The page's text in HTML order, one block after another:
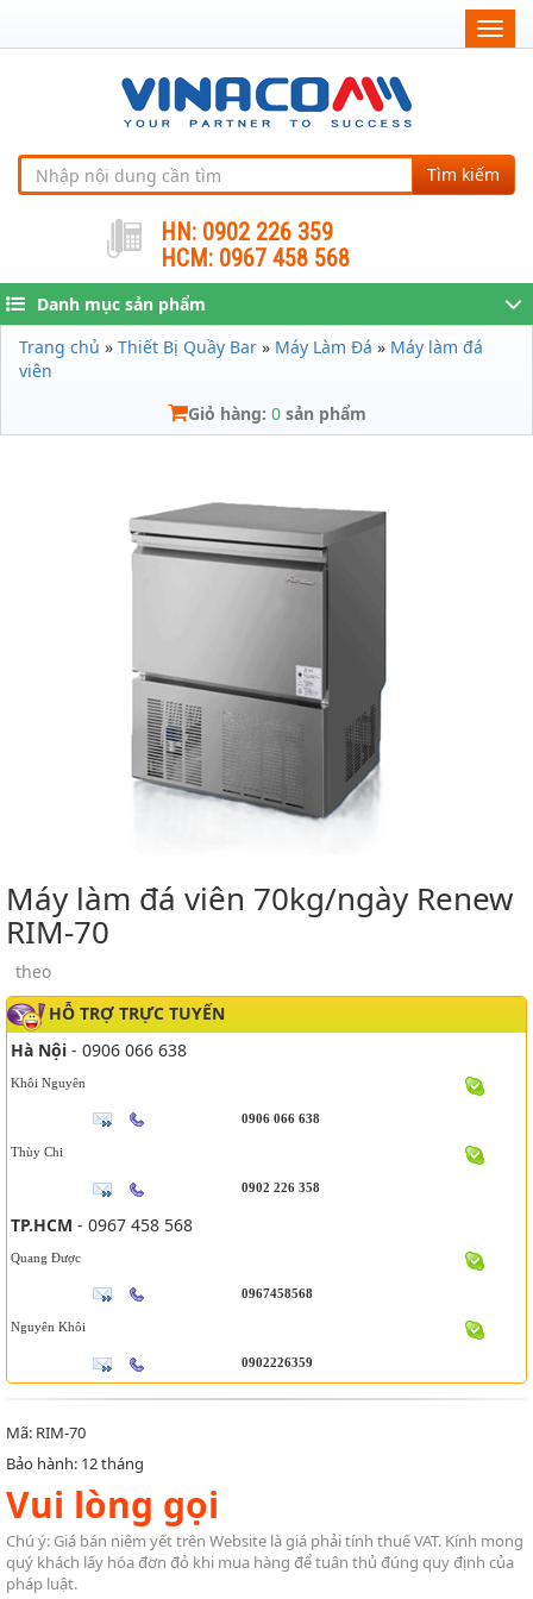
Tìm kiếm
HN: 0902 226 359
HCM: 0967 458 568
Danh mục sản phẩm
Trang chủ » Thiết Bị Quầy Bar » Máy Làm Đá » Máy làm đá
viên
Giỏ hàng: 0sản phẩm
Máy làm đá viên 70kg/ngày Renew
RIM-70
theo
HỖ TRỢ TRỰC TUYẾN
Hà Nội - 0906 066 638
Khôi Nguyên
0906 066 638
Thùy Chi
0902 226 358
TP.HCM - 0967 458 568
Quang Được
0967458568
Nguyên Khôi
0902226359
Mã: RIM-70
Bảo hành: 12 tháng
Vui lòng gọi
Chú ý: Giá bán niêm yết trên Website là giá phải tính thuế VAT. Kính mong
quý khách lấy hóa đơn đỏ khi mua hàng để tuân thủ đúng quy định của
pháp luật.